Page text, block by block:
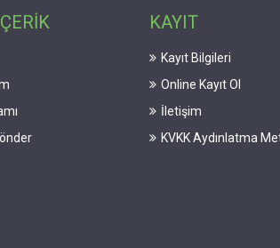
KAYIT
Kayıt Bilgileri
Online Kayıt Ol
İletişim
KVKK Aydınlatma